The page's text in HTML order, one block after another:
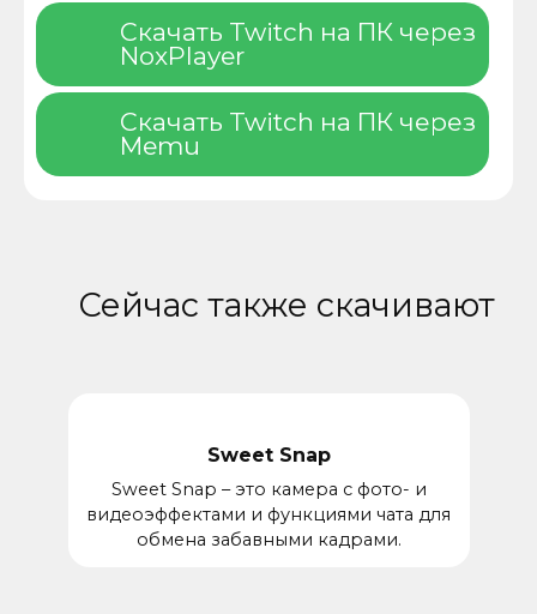
Скачать Twitch на ПК через
NoxPlayer
Скачать Twitch на ПК через
Memu
Сейчас также скачивают
Sweet Snap
Sweet Snap – это камера с фото- и
видеоэффектами и функциями чата для
обмена забавными кадрами.